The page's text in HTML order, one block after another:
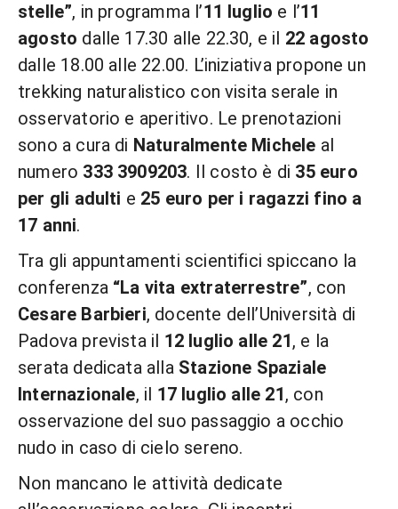
stelle”, in programma l’11 luglio e l’11
agosto dalle 17.30 alle 22.30, e il 22 agosto
dalle 18.00 alle 22.00. L’iniziativa propone un
trekking naturalistico con visita serale in
osservatorio e aperitivo. Le prenotazioni
sono a cura di Naturalmente Michele al
numero 333 3909203. Il costo è di 35 euro
per gli adulti e 25 euro per i ragazzi fino a
17 anni.
Tra gli appuntamenti scientifici spiccano la
conferenza “La vita extraterrestre”, con
Cesare Barbieri, docente dell’Università di
Padova prevista il 12 luglio alle 21, e la
serata dedicata alla Stazione Spaziale
Internazionale, il 17 luglio alle 21, con
osservazione del suo passaggio a occhio
nudo in caso di cielo sereno.
Non mancano le attività dedicate